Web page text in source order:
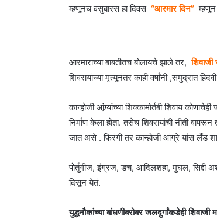
म्हणूनच वसुबारस हा दिवस “आरमार दिन”
आरमाराच्या बाबतीतच बोलायचे झाले तर,
शिवरायांच्या मृत्यूनंतर काही वर्षांनी ,समुद्रात
कान्होजी आंग्र्यांच्या शिक्कामोर्तबी शिवाय
निर्माण केला होता. तसेच शिवरायांची नीती
जात असे . फिरंगी तर कान्होजी आंग्रे यांस लँड
पोर्तुगीज, इंग्रज, डच, आदिलशहा, मुघल, सिद्दी
दिसून येतं.
युद्धनौकांच्या बांधणीबरोबर जलदुर्गांकडेही